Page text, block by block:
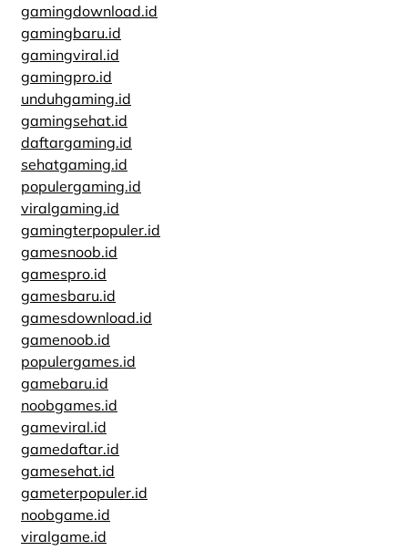
gamingdownload.id
gamingbaru.id
gamingviral.id
gamingpro.id
unduhgaming.id
gamingsehat.id
daftargaming.id
sehatgaming.id
populergaming.id
viralgaming.id
gamingterpopuler.id
gamesnoob.id
gamespro.id
gamesbaru.id
gamesdownload.id
gamenoob.id
populergames.id
gamebaru.id
noobgames.id
gameviral.id
gamedaftar.id
gamesehat.id
gameterpopuler.id
noobgame.id
viralgame.id